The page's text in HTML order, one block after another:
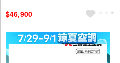
$46,900